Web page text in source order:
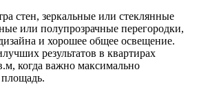
стен, зеркальные или стеклянные
или полупрозрачные перегородки,
и хорошее общее освещение.
результатов в квартирах
когда важно максимально